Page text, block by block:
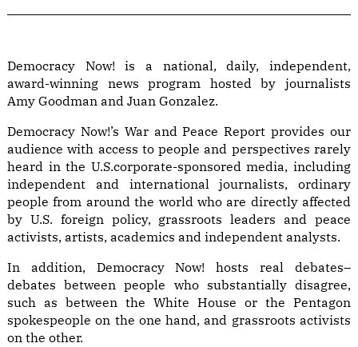
Democracy Now! is a national, daily, independent,
award-winning news program hosted by journalists
Amy Goodman and Juan Gonzalez.
Democracy Now!’s War and Peace Report provides our
audience with access to people and perspectives rarely
heard in the U.S.corporate-sponsored media, including
independent and international journalists, ordinary
people from around the world who are directly affected
by U.S. foreign policy, grassroots leaders and peace
activists, artists, academics and independent analysts.
In addition, Democracy Now! hosts real debates–
debates between people who substantially disagree,
such as between the White House or the Pentagon
spokespeople on the one hand, and grassroots activists
on the other.